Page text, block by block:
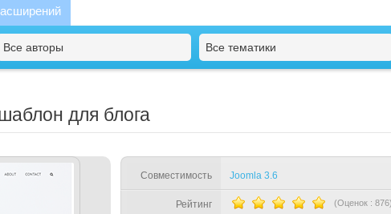
Все авторы Все тематики
для блога
Совместимость Joomla 3.6
Рейтинг (Оценок : 876)